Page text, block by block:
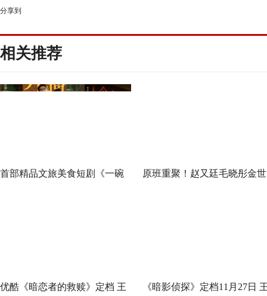
分享到
相关推荐
首部精品文旅美食短剧《一碗 原班重聚！赵又廷毛晓彤金世
优酷《暗恋者的救赎》定档 王 《暗影侦探》定档11月27日